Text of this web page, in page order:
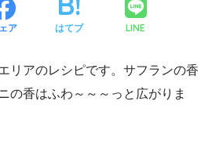
ア はてブ LINE
リアのレシピです。サフランの香
の香はふわ～～～っと広がりま